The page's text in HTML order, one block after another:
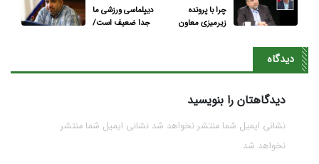
چرا با پرونده
زیرمیزی معاون
پوششی برای انحصار
دیپلماسی ورزشی ما
جدا ضعیف است/
تیم ملی است
دیدگاه
دیدگاهتان را بنویسید
نشانی ایمیل شما منتشر نخواهد شد نشانی ایمیل شما منتشر
نخواهد شد